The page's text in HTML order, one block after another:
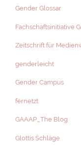
Gender Glossar
Fachschaftsinitiative
Zeitschrift für
genderleicht
Gender Campus
fernetzt
GAAAP_The Blog
Glottis Schläge